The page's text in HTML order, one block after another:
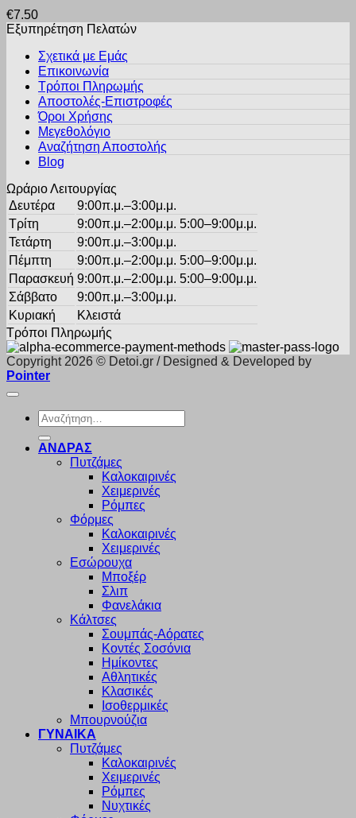
προϊόντος
να
επιλεγούν
σελίδα
προϊόντος
έχει
πολλαπλές
επιλογές
μπορούν
επιλεγούν
σελίδα
€7.50
Εξυπηρέτηση Πελατών
Σχετικά με Εμάς
Επικοινωνία
Τρόποι Πληρωμής
Αποστολές-Επιστροφές
Όροι Χρήσης
Μεγεθολόγιο
Αναζήτηση Αποστολής
Blog
Ωράριο Λειτουργίας
Δευτέρα
9:00π.μ.–3:00μ.μ.
Τρίτη
9:00π.μ.–2:00μ.μ. 5:00–9:00μ.μ.
Τετάρτη
9:00π.μ.–3:00μ.μ.
Πέμπτη
9:00π.μ.–2:00μ.μ. 5:00–9:00μ.μ.
Παρασκευή 9:00π.μ.–2:00μ.μ. 5:00–9:00μ.μ.
Σάββατο
9:00π.μ.–3:00μ.μ.
Κυριακή
Κλειστά
Τρόποι Πληρωμής
Copyright 2026 © Detoi.gr / Designed & Developed by
Pointer
Αναζήτηση
για:
ΑΝΔΡΑΣ
Πυτζάμες
Καλοκαιρινές
Χειμερινές
Ρόμπες
Φόρμες
Καλοκαιρινές
Χειμερινές
Εσώρουχα
Μποξέρ
Σλιπ
Φανελάκια
Κάλτσες
Σουμπάς-Αόρατες
Κοντές Σοσόνια
Ημίκοντες
Αθλητικές
Κλασικές
Ισοθερμικές
Μπουρνούζια
ΓΥΝΑΙΚΑ
Πυτζάμες
Καλοκαιρινές
Χειμερινές
Ρόμπες
Νυχτικές